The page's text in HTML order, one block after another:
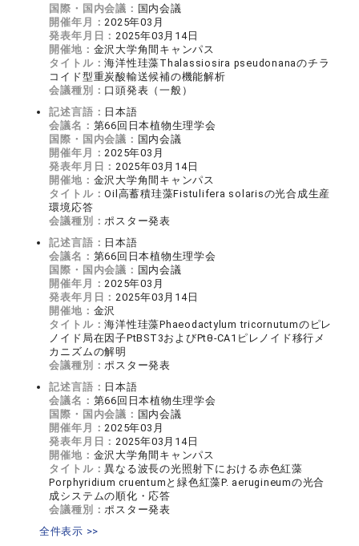
国際・国内会議： 国内会議
開催年月：2025年03月
発表年月日：2025年03月14日
開催地： 金沢大学角間キャンパス
タイトル：海洋性珪藻Thalassiosira pseudonanaのチラ
コイド型重炭酸輸送候補の機能解析
会議種別： 口頭発表（一般）
記述言語： 日本語
会議名： 第66回日本植物生理学会
国際・国内会議： 国内会議
開催年月：2025年03月
発表年月日：2025年03月14日
開催地： 金沢大学角間キャンパス
タイトル：Oil高蓄積珪藻Fistulifera solarisの光合成生産
環境応答
会議種別：ポスター発表
記述言語： 日本語
会議名： 第66回日本植物生理学会
国際・国内会議： 国内会議
開催年月：2025年03月
発表年月日：2025年03月14日
開催地： 金沢
タイトル：海洋性珪藻Phaeodactylum tricornutumのピレ
ノイド局在因子PtBST3およびPtθ-CA1ピレノイド移行メ
カニズムの解明
会議種別：ポスター発表
記述言語： 日本語
会議名： 第66回日本植物生理学会
国際・国内会議： 国内会議
開催年月：2025年03月
発表年月日：2025年03月14日
開催地： 金沢大学角間キャンパス
タイトル：異なる波長の光照射下における赤色紅藻
Porphyridium cruentumと緑色紅藻P. aerugineumの光合
成システムの順化・応答
会議種別：ポスター発表
全件表示 >>